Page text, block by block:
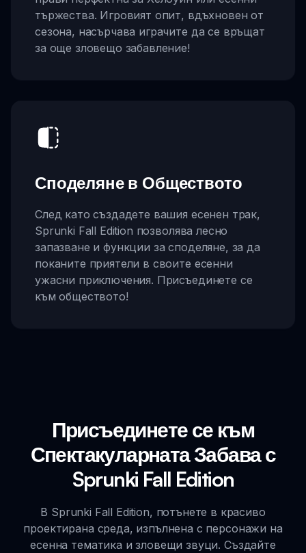
тържества. Игровият опит, вдъхновен от
сезона, насърчава играчите да се връщат
за още зловещо забавление!
Споделяне в Обществото
След като създадете вашия есенен трак,
Sprunki Fall Edition позволява лесно
запазване и функции за споделяне, за да
поканите приятели в своите есенни
ужасни приключения. Присъединете се
към обществото!
Присъединете се към
Спектакуларната Забава с
Sprunki Fall Edition
В Sprunki Fall Edition, потънете в красиво
проектирана среда, изпълнена с персонажи на
есенна тематика и зловещи звуци. Създайте